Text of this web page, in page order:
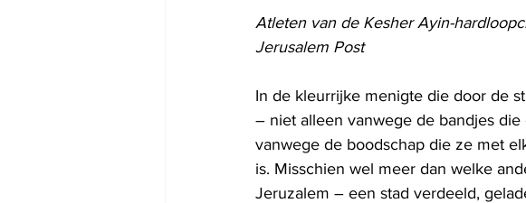
Atleten van de Kesher Ayin-
Jerusalem Post
In de kleurrijke menigte die door de
– niet alleen vanwege de bandjes
vanwege de boodschap die ze met
is. Misschien wel meer dan welke
Jeruzalem – een stad verdeeld,